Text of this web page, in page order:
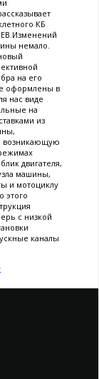
КБ
немало.
на его
оформлены в
нас виде
на
из
возникающую
двигателя,
машины,
и мотоциклу
этого
с низкой
каналы